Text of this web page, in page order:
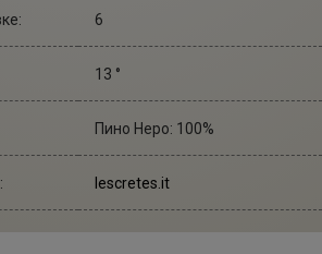
6
13 °
Пино Неро: 100%
lescretes.it